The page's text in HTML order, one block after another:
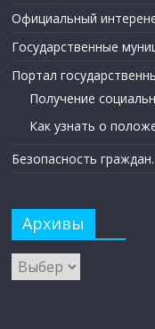
Официальный
Государственные
Портал
Получение
Как узнать о
Безопасность
Архивы